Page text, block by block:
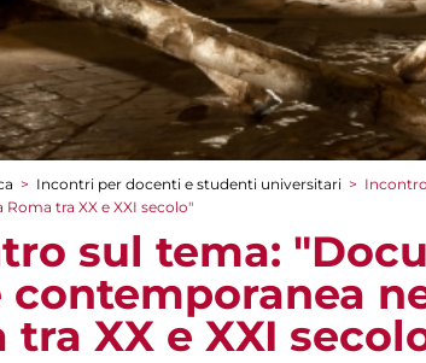
> Incontri per docenti e studenti universitari >
tra XX e XXI secolo"
sul tema:
contemporanea
tra XX e XXI